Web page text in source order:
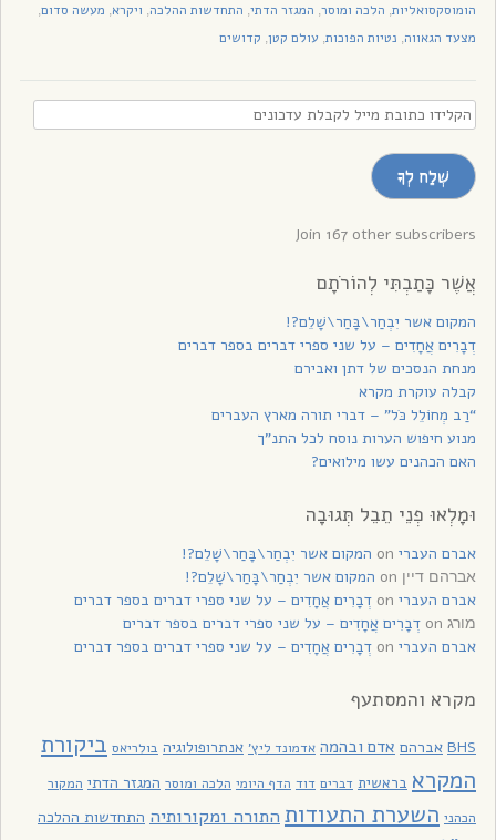
הומוסקסואליות, הלכה ומוסר, המגזר הדתי, התחדשות ההלכה, ויקרא, מעשה סדום,
מצעד הגאווה, נטיות הפוכות, עולם קטן, קדושים
הקלידו
כתובת
מייל
לקבלת
עדכונים
שְׁלַח לְךָ
Join 167 other subscribers
אֲשֶׁר כָּתַבְתִּי לְהוֹרֹתָם
המקום אשר יִבְחַר\בָּחַר\שָׁלֵם?!
דְבָרִים אֲחָדִים – על שני ספרי דברים בספר דברים
מנחת הנסכים של דתן ואבירם
קבלה עוקרת מקרא
“רַב מְחוֹלֵל כֹּל” – דברי תורה מארץ העברים
מנוע חיפוש הערות נוסח לכל התנ”ך
האם הכהנים עשו מילואים?
וּמָלְאוּ פְנֵי תֵבֵל תְּגוּבָה
אברם העברי המקום אשר יִבְחַר\בָּחַר\שָׁלֵם?!
אברהם דיין
המקום אשר יִבְחַר\בָּחַר\שָׁלֵם?!
אברם העברי
דְבָרִים אֲחָדִים – על שני ספרי דברים בספר דברים
מורג
דְבָרִים אֲחָדִים – על שני ספרי דברים בספר דברים
אברם העברי
דְבָרִים אֲחָדִים – על שני ספרי דברים בספר דברים
מקרא והמסתעף
BHS אברהם אדם ובהמה אדמונד ליץ' אנתרופולוגיה בולריאס ביקורת
המקרא בראשית דברים דוד הדף היומי הלכה ומוסר המגזר הדתי המקור
הכהני השערת התעודות התורה ומקורותיה התחדשות ההלכה